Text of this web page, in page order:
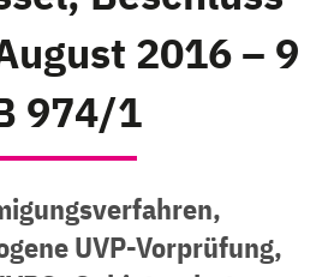
2016 – 9
974/1
UVP-Vorprüfung,